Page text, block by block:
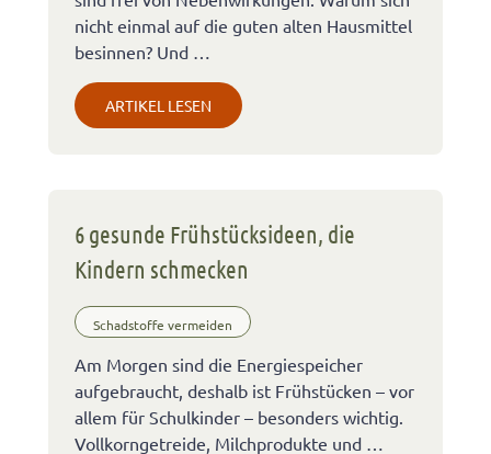
nicht einmal auf die guten alten Hausmittel
besinnen? Und …
ARTIKEL LESEN
6 gesunde Frühstücksideen, die
Kindern schmecken
Schadstoffe vermeiden
Am Morgen sind die Energiespeicher
aufgebraucht, deshalb ist Frühstücken – vor
allem für Schulkinder – besonders wichtig.
Vollkorngetreide, Milchprodukte und …